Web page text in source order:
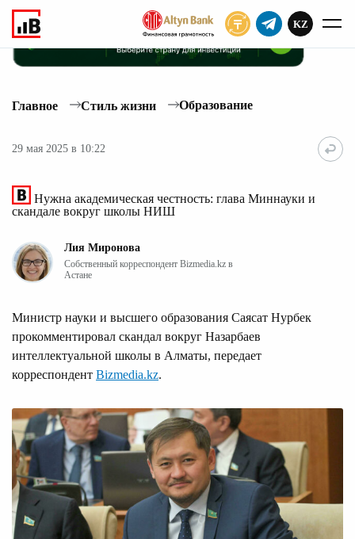
KZ
Главное Стиль жизни Образование
29 мая 2025 в 10:22
Нужна академическая честность: глава Миннауки и
скандале вокруг школы НИШ
Лия Миронова
Собственный корреспондент Bizmedia.kz в
Астане
Министр науки и высшего образования Саясат Нурбек
прокомментировал скандал вокруг Назарбаев
интеллектуальной школы в Алматы, передает
корреспондент Bizmedia.kz.